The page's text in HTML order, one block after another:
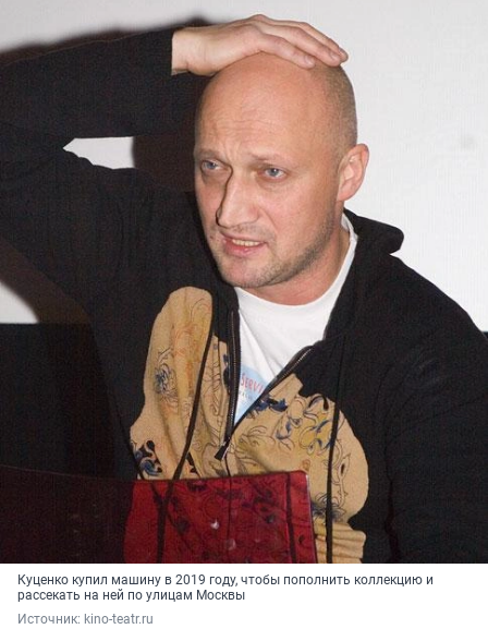
Куценко купил машину в 2019 году, чтобы пополнить коллекцию и
рассекать на ней по улицам Москвы
Источник: kino-teatr.ru